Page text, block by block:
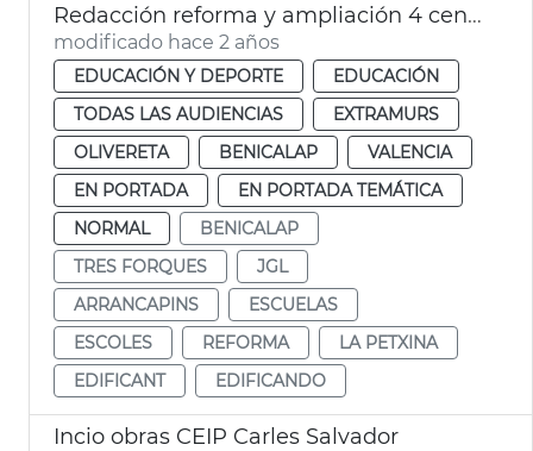
Redacción reforma y ampliación 4 centros escolares
modificado hace 2 años
EDUCACIÓN Y DEPORTE
EDUCACIÓN
TODAS LAS AUDIENCIAS
EXTRAMURS
OLIVERETA
BENICALAP
VALENCIA
EN PORTADA
EN PORTADA TEMÁTICA
NORMAL
BENICALAP
TRES FORQUES
JGL
ARRANCAPINS
ESCUELAS
ESCOLES
REFORMA
LA PETXINA
EDIFICANT
EDIFICANDO
Incio obras CEIP Carles Salvador